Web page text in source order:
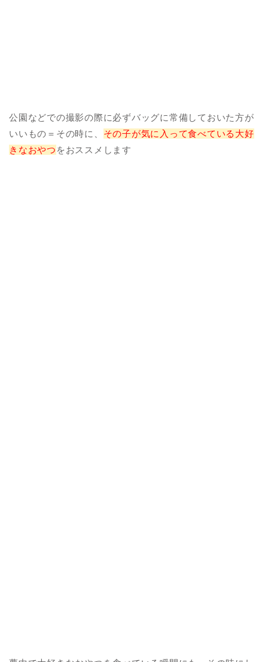
公園などでの撮影の際に必ずバッグに常備しておいた方が
いいもの＝その時に、 その子が気に入って食べている大好
きなおやつ をおススメします